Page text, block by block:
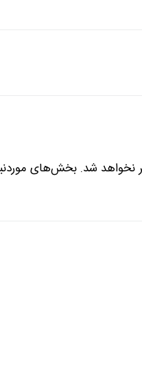
نخواهد شد. بخش‌های